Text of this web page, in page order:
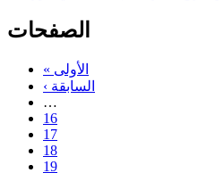
الصفحات
« الأولى
‹ السابقة
…
16
17
18
19